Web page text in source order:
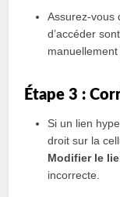
Assurez-vous
d’accéder
Étape 3 :
Si un lien
droit sur la
Modifier le
incorrecte.